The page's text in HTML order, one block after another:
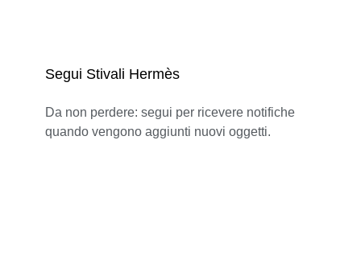
Segui Stivali Hermès
Da non perdere: segui per ricevere notifiche
quando vengono aggiunti nuovi oggetti.